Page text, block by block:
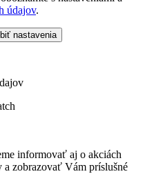
údajov.
nastavenia
informovať aj o akciách
a zobrazovať Vám príslušné